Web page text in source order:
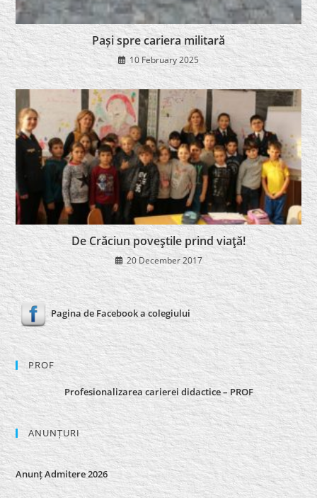
Pași spre cariera militară
10 February 2025
De Crăciun poveştile prind viaţă!
20 December 2017
Pagina de Facebook a colegiului
PROF
Profesionalizarea carierei didactice – PROF
ANUNȚURI
Anunț Admitere 2026